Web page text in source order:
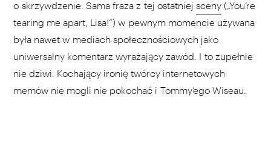
o skrzywdzenie. Sama fraza z tej ostatniej sceny („You’re
tearing me apart, Lisa!”) w pewnym momencie używana
była nawet w mediach społecznościowych jako
uniwersalny komentarz wyrażający zawód. I to zupełnie
nie dziwi. Kochający ironię twórcy internetowych
memów nie mogli nie pokochać i Tommy’ego Wiseau.